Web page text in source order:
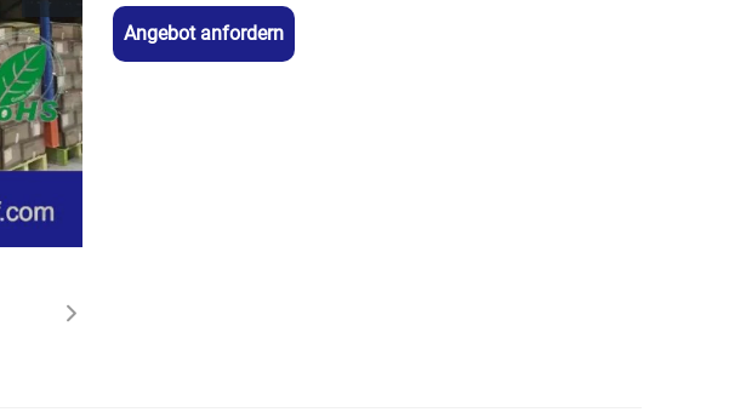
Angebot anfordern